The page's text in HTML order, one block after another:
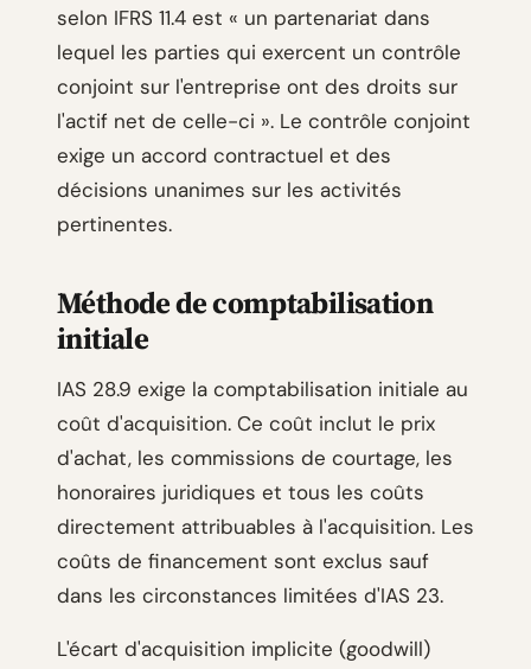
selon IFRS 11.4 est « un partenariat dans
lequel les parties qui exercent un contrôle
conjoint sur l'entreprise ont des droits sur
l'actif net de celle-ci ». Le contrôle conjoint
exige un accord contractuel et des
décisions unanimes sur les activités
pertinentes.
Méthode de comptabilisation
initiale
IAS 28.9 exige la comptabilisation initiale au
coût d'acquisition. Ce coût inclut le prix
d'achat, les commissions de courtage, les
honoraires juridiques et tous les coûts
directement attribuables à l'acquisition. Les
coûts de financement sont exclus sauf
dans les circonstances limitées d'IAS 23.
L'écart d'acquisition implicite (goodwill)